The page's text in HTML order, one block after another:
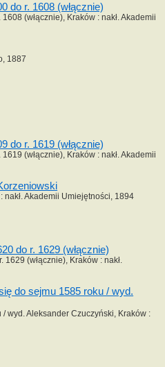
do r. 1608 (włącznie)
(włącznie), Kraków : nakł. Akademii
1887
do r. 1619 (włącznie)
(włącznie), Kraków : nakł. Akademii
Akademii Umiejętności, 1894
do r. 1629 (włącznie)
(włącznie), Kraków : nakł.
do sejmu 1585 roku / wyd.
wyd. Aleksander Czuczyński, Kraków :